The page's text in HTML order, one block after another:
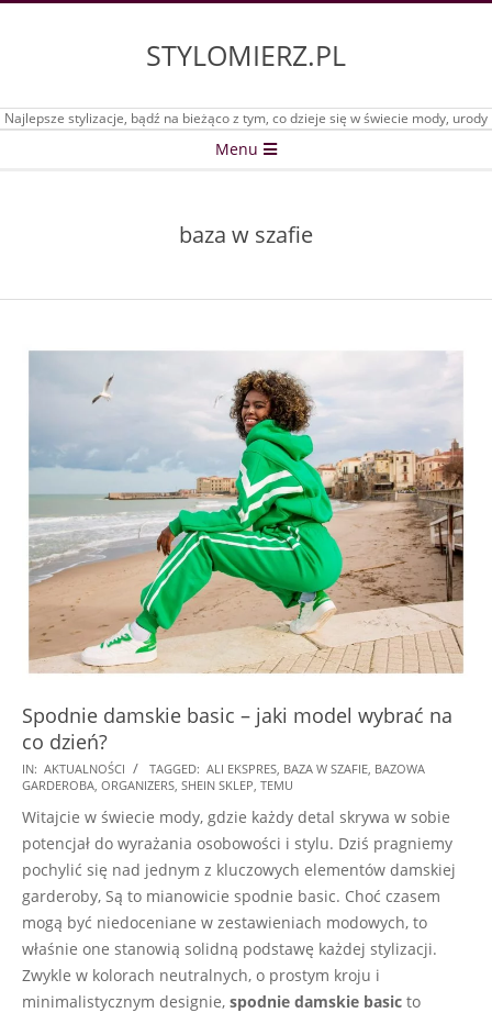
STYLOMIERZ.PL
Najlepsze stylizacje, bądź na bieżąco z tym, co dzieje się w świecie mody, urody
Menu
baza w szafie
Spodnie damskie basic – jaki model wybrać na
co dzień?
2024-
12-
04
IN: AKTUALNOŚCI TAGGED: ALI EKSPRES, BAZA W SZAFIE, BAZOWA
GARDEROBA, ORGANIZERS, SHEIN SKLEP, TEMU
Witajcie w świecie mody, gdzie każdy detal skrywa w sobie
potencjał do wyrażania osobowości i stylu. Dziś pragniemy
pochylić się nad jednym z kluczowych elementów damskiej
garderoby, Są to mianowicie spodnie basic. Choć czasem
mogą być niedoceniane w zestawieniach modowych, to
właśnie one stanowią solidną podstawę każdej stylizacji.
Zwykle w kolorach neutralnych, o prostym kroju i
minimalistycznym designie, spodnie damskie basic to